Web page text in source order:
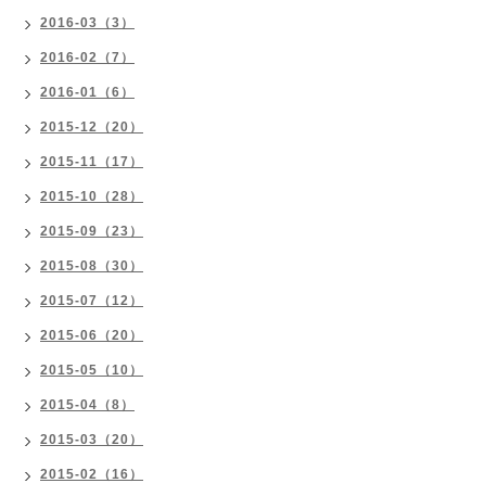
2016-03（3）
2016-02（7）
2016-01（6）
2015-12（20）
2015-11（17）
2015-10（28）
2015-09（23）
2015-08（30）
2015-07（12）
2015-06（20）
2015-05（10）
2015-04（8）
2015-03（20）
2015-02（16）